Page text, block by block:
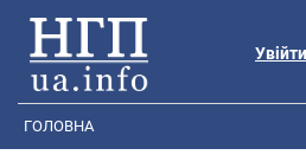
Увійти
ГОЛОВНА